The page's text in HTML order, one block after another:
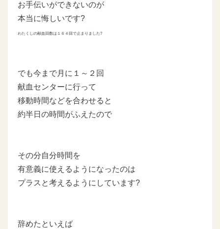
お手伝いができないのが
本当に悔しいです?
わたくしの献血回数は１６４回で止まりました?
でも今まで月に１～２回
献血センターに行って
移動時間などを合わせると
約半日の時間がふえたので
その分自分時間を
有意義に使えるようになったのは
プラスと考えるようにしています?
辞めたといえば